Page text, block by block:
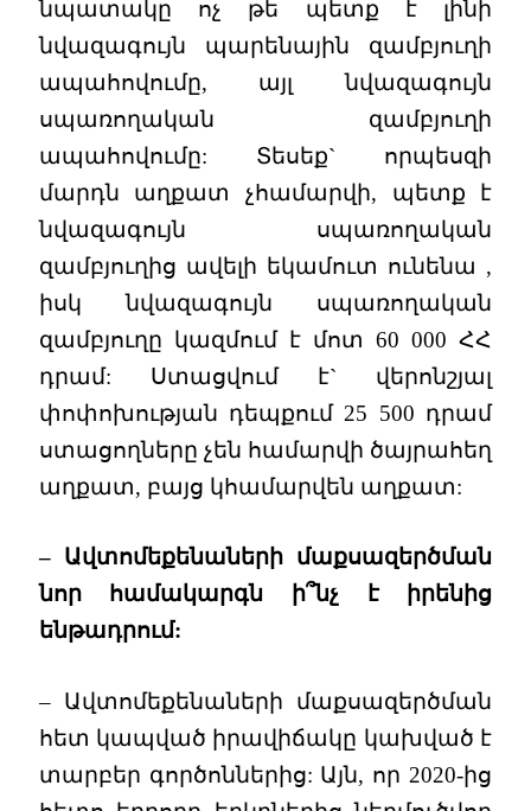
նպատակը ոչ թե պետք է լինի
նվազագույն պարենային զամբյուղի
ապահովումը, այլ նվազագույն
սպառողական զամբյուղի
ապահովումը: Տեսեք` որպեսզի
մարդն աղքատ չհամարվի, պետք է
նվազագույն սպառողական
զամբյուղից ավելի եկամուտ ունենա ,
իսկ նվազագույն սպառողական
զամբյուղը կազմում է մոտ 60 000 ՀՀ
դրամ: Ստացվում է` վերոնշյալ
փոփոխության դեպքում 25 500 դրամ
ստացողները չեն համարվի ծայրահեղ
աղքատ, բայց կհամարվեն աղքատ:
– Ավտոմեքենաների մաքսազերծման
նոր համակարգն ի՞նչ է իրենից
ենթադրում:
– Ավտոմեքենաների մաքսազերծման
հետ կապված իրավիճակը կախված է
տարբեր գործոններից: Այն, որ 2020-ից